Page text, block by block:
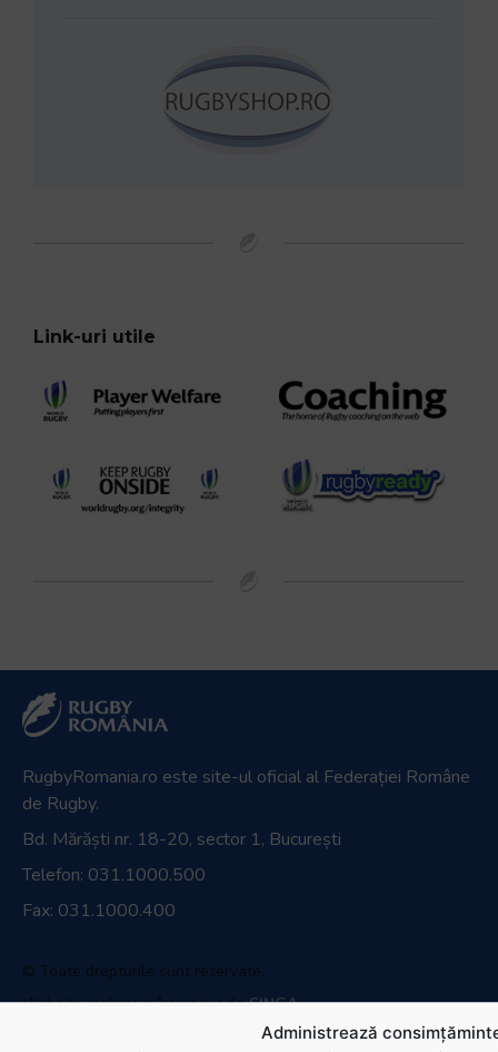
Administrează
Link-uri utile
RugbyRomania.ro este site-ul oficial al Federației Române
de Rugby.
Bd. Mărăști nr. 18-20, sector 1, București
Telefon: 031.1000.500
Fax: 031.1000.400
© Toate drepturile sunt rezervate.
Website realizat și întreținut deSINGA